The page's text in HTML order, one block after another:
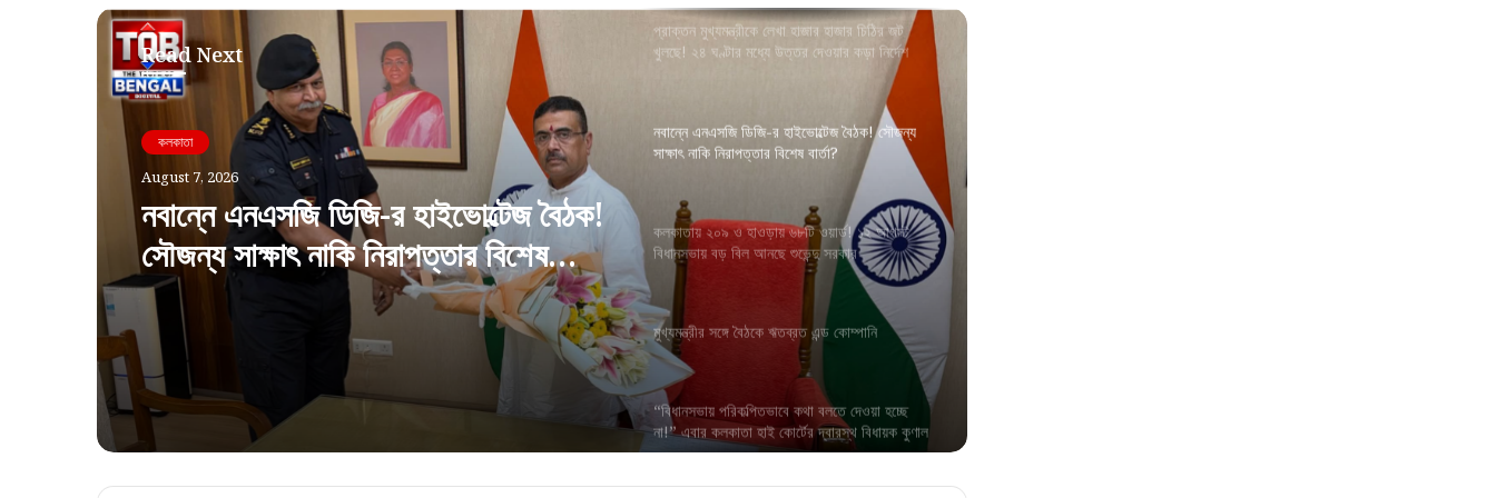
Read Next
কলকাতা
August 7, 2026
নবান্নে এনএসজি ডিজি-র হাইভোল্টেজ বৈঠক!
সৌজন্য সাক্ষাৎ নাকি নিরাপত্তার বিশেষ
বার্তা?
প্রাক্তন মুখ্যমন্ত্রীকে লেখা হাজার হাজার চিঠির জট
খুলছে! ২৪ ঘণ্টার মধ্যে উত্তর দেওয়ার কড়া নির্দেশ
নবান্নে এনএসজি ডিজি-র হাইভোল্টেজ বৈঠক! সৌজন্য
সাক্ষাৎ নাকি নিরাপত্তার বিশেষ বার্তা?
কলকাতায় ২০৯ ও হাওড়ায় ৬৮টি ওয়ার্ড! ১২ আগস্ট
বিধানসভায় বড় বিল আনছে শুভেন্দু সরকার
মুখ্যমন্ত্রীর সঙ্গে বৈঠকে ঋতব্রত এন্ড কোম্পানি
“বিধানসভায় পরিকল্পিতভাবে কথা বলতে দেওয়া হচ্ছে
না!” এবার কলকাতা হাই কোর্টের দ্বারস্থ বিধায়ক কুণাল
ঘোষ